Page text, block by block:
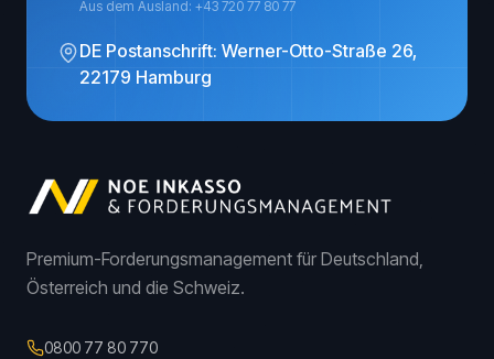
Aus dem Ausland: +43 720 77 80 77
DE Postanschrift: Werner-Otto-Straße 26,
22179 Hamburg
Premium-Forderungsmanagement für Deutschland,
Österreich und die Schweiz.
0800 77 80 770